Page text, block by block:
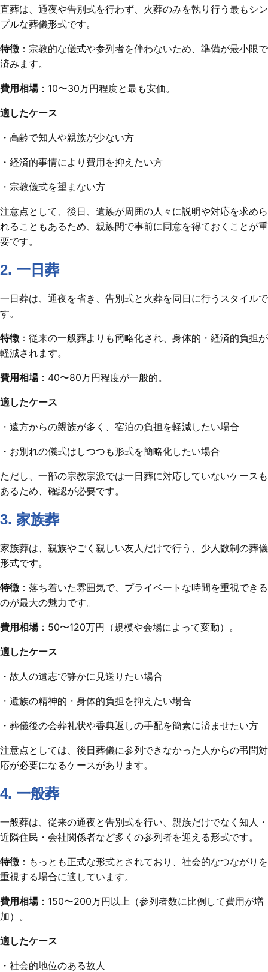
直葬は、通夜や告別式を行わず、火葬のみを執り行う最もシン
プルな葬儀形式です。
特徴 ：宗教的な儀式や参列者を伴わないため、準備が最小限で
済みます。
費用相場：10〜30万円程度と最も安価。
適したケース
・高齢で知人や親族が少ない方
・経済的事情により費用を抑えたい方
・宗教儀式を望まない方
注意点として、後日、遺族が周囲の人々に説明や対応を求めら
れることもあるため、親族間で事前に同意を得ておくことが重
要です。
2. 一日葬
一日葬は、通夜を省き、告別式と火葬を同日に行うスタイルで
す。
特徴 ：従来の一般葬よりも簡略化され、身体的・経済的負担が
軽減されます。
費用相場：40〜80万円程度が一般的。
適したケース
・遠方からの親族が多く、宿泊の負担を軽減したい場合
・お別れの儀式はしつつも形式を簡略化したい場合
ただし、一部の宗教宗派では一日葬に対応していないケースも
あるため、確認が必要です。
3. 家族葬
家族葬は、親族やごく親しい友人だけで行う、少人数制の葬儀
形式です。
特徴 ：落ち着いた雰囲気で、プライベートな時間を重視できる
のが最大の魅力です。
費用相場：50〜120万円（規模や会場によって変動）。
適したケース
・故人の遺志で静かに見送りたい場合
・遺族の精神的・身体的負担を抑えたい場合
・葬儀後の会葬礼状や香典返しの手配を簡素に済ませたい方
注意点としては、後日葬儀に参列できなかった人からの弔問対
応が必要になるケースがあります。
4. 一般葬
一般葬は、従来の通夜と告別式を行い、親族だけでなく知人・
近隣住民・会社関係者など多くの参列者を迎える形式です。
特徴 ：もっとも正式な形式とされており、社会的なつながりを
重視する場合に適しています。
費用相場：150〜200万円以上（参列者数に比例して費用が増
加）。
適したケース
・社会的地位のある故人